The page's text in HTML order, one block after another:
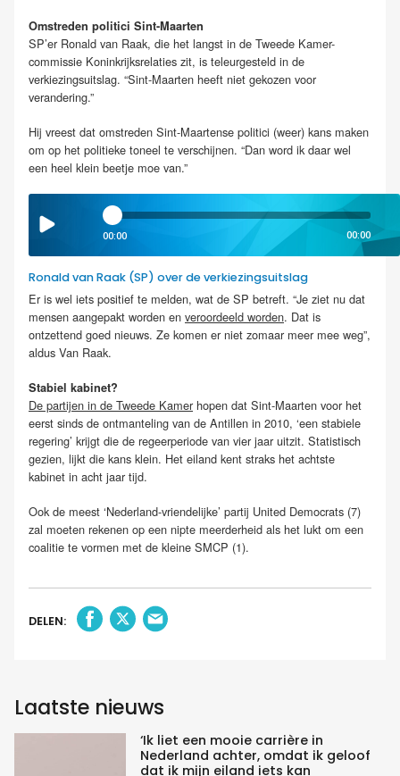
Omstreden politici Sint-Maarten
SP’er Ronald van Raak, die het langst in de Tweede Kamer-
commissie Koninkrijksrelaties zit, is teleurgesteld in de
verkiezingsuitslag. “Sint-Maarten heeft niet gekozen voor
verandering.”
Hij vreest dat omstreden Sint-Maartense politici (weer) kans maken
om op het politieke toneel te verschijnen. “Dan word ik daar wel
een heel klein beetje moe van.”
00:00 00:00
Ronald van Raak (SP) over de verkiezingsuitslag
Er is wel iets positief te melden, wat de SP betreft. “Je ziet nu dat
mensen aangepakt worden en veroordeeld worden. Dat is
ontzettend goed nieuws. Ze komen er niet zomaar meer mee weg”,
aldus Van Raak.
Stabiel kabinet?
De partijen in de Tweede Kamer hopen dat Sint-Maarten voor het
eerst sinds de ontmanteling van de Antillen in 2010, ‘een stabiele
regering’ krijgt die de regeerperiode van vier jaar uitzit. Statistisch
gezien, lijkt die kans klein. Het eiland kent straks het achtste
kabinet in acht jaar tijd.
Ook de meest ‘Nederland-vriendelijke’ partij United Democrats (7)
zal moeten rekenen op een nipte meerderheid als het lukt om een
coalitie te vormen met de kleine SMCP (1).
DELEN:
Laatste nieuws
‘Ik liet een mooie carrière in
Nederland achter, omdat ik geloof
dat ik mijn eiland iets kan